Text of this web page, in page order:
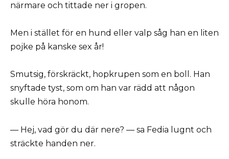
närmare och tittade ner i gropen.
Men i stället för en hund eller valp såg han en liten
pojke på kanske sex år!
Smutsig, förskräckt, hopkrupen som en boll. Han
snyftade tyst, som om han var rädd att någon
skulle höra honom.
— Hej, vad gör du där nere? — sa Fedia lugnt och
sträckte handen ner.